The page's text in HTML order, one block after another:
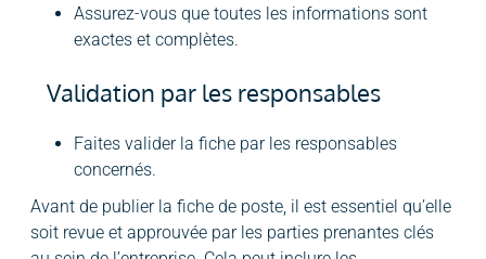
Assurez-vous que toutes les informations sont
exactes et complètes.
Validation par les responsables
Faites valider la fiche par les responsables
concernés.
Avant de publier la fiche de poste, il est essentiel qu’elle
soit revue et approuvée par les parties prenantes clés